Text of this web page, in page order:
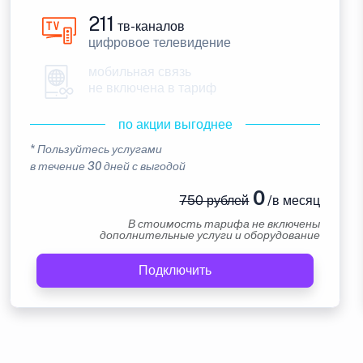
211 тв-каналов
цифровое телевидение
мобильная связь
не включена в тариф
по акции выгоднее
* Пользуйтесь услугами
в течение 30 дней с выгодой
750 рублей0/в месяц
В стоимость тарифа не включены
дополнительные услуги и оборудование
Подключить